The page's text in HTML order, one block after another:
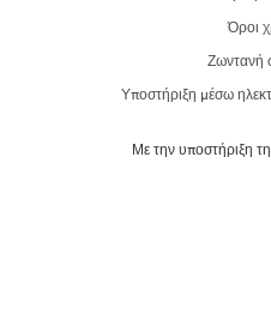
Όροι
Ζωντανή
Υποστήριξη μέσω
Με την υποστήριξη